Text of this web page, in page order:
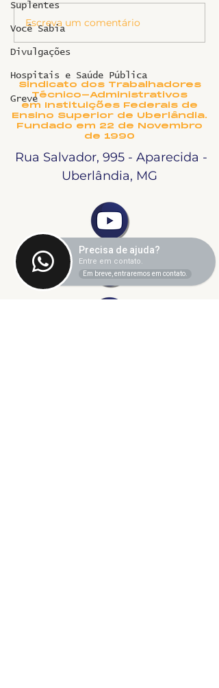
Suplentes
Você Sabia
Divulgações
Hospitais e Saúde Pública
Greve
Ligeirinho 541 | Julho
Escreva um comentário
Sindicato dos Trabalhadores
Técnico-Administrativos
em Instituições Federais de
Ensino Superior de Uberlândia.
Fundado em 22 de Novembro
de 1990
Rua Salvador, 995 - Aparecida -
Uberlândia, MG
Precisa de ajuda?
Entre em contato.
Em breve, entraremos em contato.